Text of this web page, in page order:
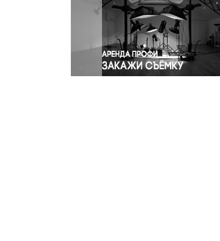
Спорт
Экология
Экономика и бизнес